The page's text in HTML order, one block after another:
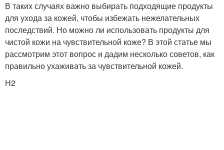
В таких случаях важно выбирать подходящие продукты
для ухода за кожей, чтобы избежать нежелательных
последствий. Но можно ли использовать продукты для
чистой кожи на чувствительной коже? В этой статье мы
рассмотрим этот вопрос и дадим несколько советов, как
правильно ухаживать за чувствительной кожей.
H2